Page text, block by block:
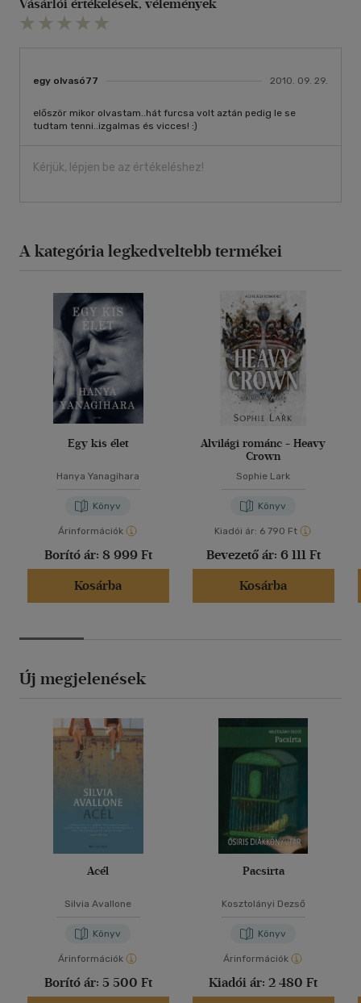
Vásárlói értékelések, vélemények
egy olvasó77 2010. 09. 29.
először mikor olvastam..hát furcsa volt aztán pedig le se
tudtam tenni..izgalmas és vicces! :)
Kérjük, lépjen be az értékeléshez!
A kategória legkedveltebb termékei
Egy kis élet
Hanya Yanagihara
Könyv
Árinformációk
Borító ár: 8 999 Ft
Kosárba
Alvilági románc - Heavy
Crown
Sophie Lark
Könyv
Kiadói ár: 6 790 Ft
Bevezető ár: 6 111 Ft
Kosárba
Új megjelenések
Acél
Silvia Avallone
Könyv
Árinformációk
Borító ár: 5 500 Ft
Pacsirta
Kosztolányi Dezső
Könyv
Árinformációk
Kiadói ár: 2 480 Ft